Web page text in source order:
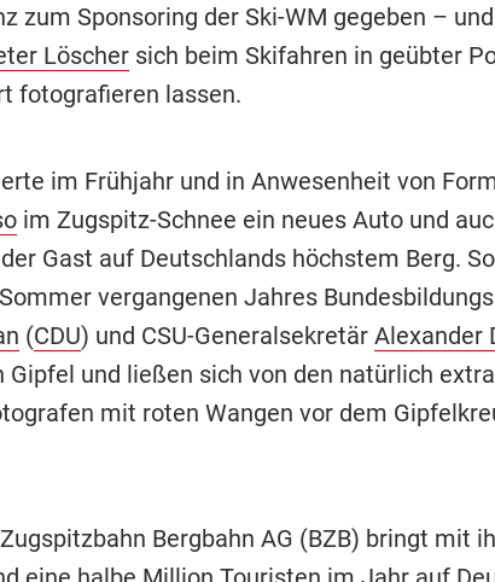
zum Sponsoring der Ski-WM gegeben – und
Löschersich beim Skifahren in geübter
fotografieren lassen.
im Frühjahr und in Anwesenheit von
im Zugspitz-Schnee ein neues Auto und
Gast auf Deutschlands höchstem Berg. So
vergangenen Jahres
(CDU) und CSU-Generalsekretär Alexander
Gipfel und ließen sich von den natürlich extra
mit roten Wangen vor dem
Bergbahn AG (BZB) bringt mit